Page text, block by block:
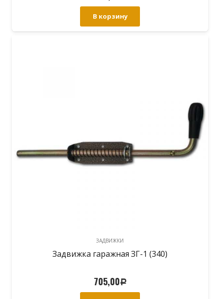
В корзину
ЗАДВИЖКИ
Задвижка гаражная ЗГ-1 (340)
705,00Р